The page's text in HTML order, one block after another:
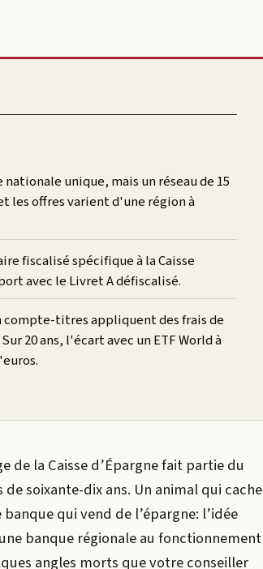
unique, mais un réseau de 15
les offres varient d'une région à
fiscalisé spécifique à la Caisse
avec le Livret A défiscalisé.
compte-titres appliquent des frais de
20 ans, l'écart avec un ETF World à
de la Caisse d’Épargne fait partie du
soixante-dix ans. Un animal qui cache
qui vend de l’épargne: l’idée
banque régionale au fonctionnement
angles morts que votre conseiller